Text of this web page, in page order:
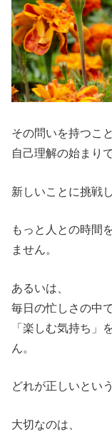
その問いを持つこと
自己理解の始まりで
新しいことに挑戦
もっと人との時間
ません。
あるいは、
毎日の忙しさの中
「楽しむ気持ち」
ん。
どれが正しいとい
大切なのは、